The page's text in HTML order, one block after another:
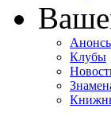
Клубы